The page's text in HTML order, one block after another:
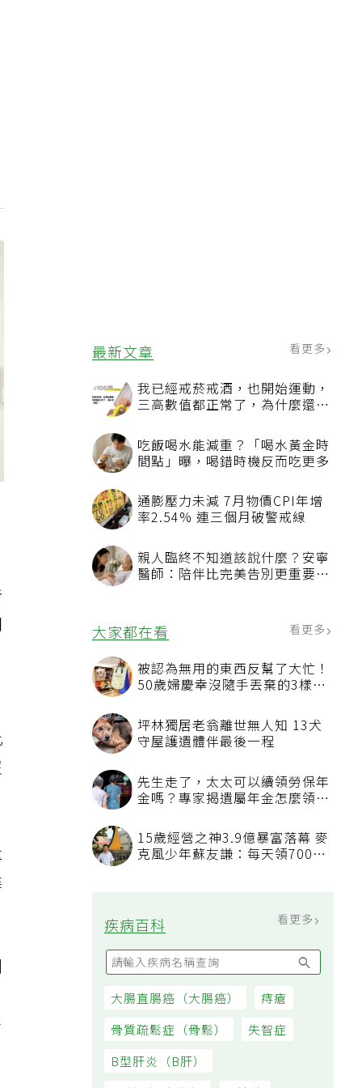
最新文章 看更多
我已經戒菸戒酒，也開始運動，
三高數值都正常了，為什麼還不
吃飯喝水能減重？「喝水黃金時
間點」曝，喝錯時機反而吃更多
通膨壓力未減 7月物價CPI年增
率2.54% 連三個月破警戒線
親人臨終不知道該說什麼？安寧
醫師：陪伴比完美告別更重要，
大家都在看
被認為無用的東西反幫了大忙！
50歲婦慶幸沒隨手丟棄的3樣物
坪林獨居老翁離世無人知 13犬
守屋護遺體伴最後一程
先生走了，太太可以續領勞保年
看順位還要看資格
15歲經營之神3.9億暴富落幕 麥
疾病百科